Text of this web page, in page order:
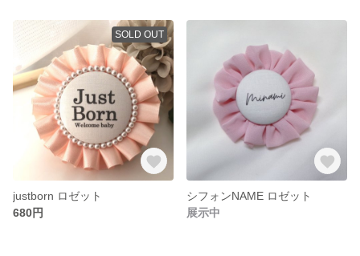
SOLD OUT
justborn ロゼット
680円
シフォンNAME ロゼット
展示中